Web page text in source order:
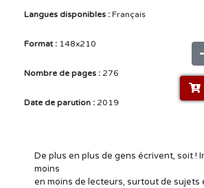
Langues disponibles : Français
Format : 148x210
Nombre de pages : 276
Date de parution : 2019
De plus en plus de gens écrivent, soit !
moins
en moins de lecteurs, surtout de sujets